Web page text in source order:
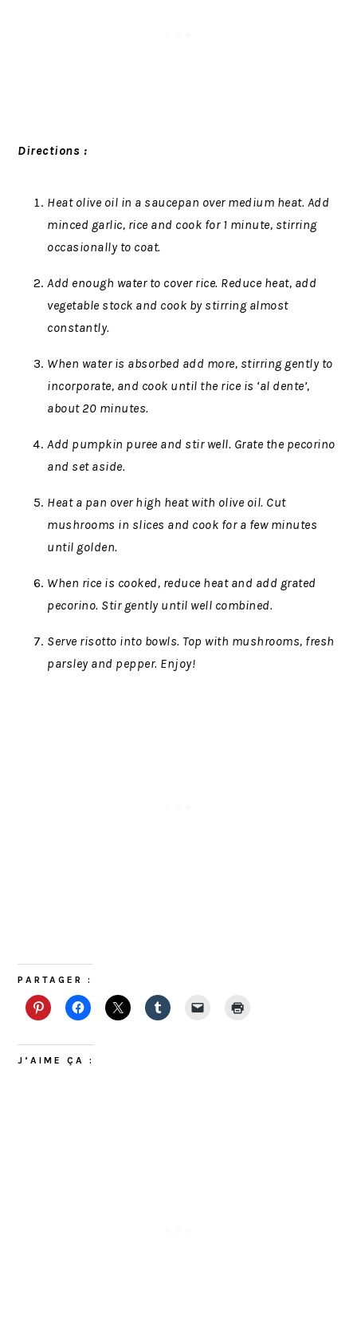
Directions :
Heat olive oil in a saucepan over medium heat. Add
minced garlic, rice and cook for 1 minute, stirring
occasionally to coat.
Add enough water to cover rice. Reduce heat, add
vegetable stock and cook by stirring almost
constantly.
When water is absorbed add more, stirring gently to
incorporate, and cook until the rice is ‘al dente’,
about 20 minutes.
Add pumpkin puree and stir well. Grate the pecorino
and set aside.
Heat a pan over high heat with olive oil. Cut
mushrooms in slices and cook for a few minutes
until golden.
When rice is cooked, reduce heat and add grated
pecorino. Stir gently until well combined.
Serve risotto into bowls. Top with mushrooms, fresh
parsley and pepper. Enjoy!
PARTAGER :
J’AIME ÇA :